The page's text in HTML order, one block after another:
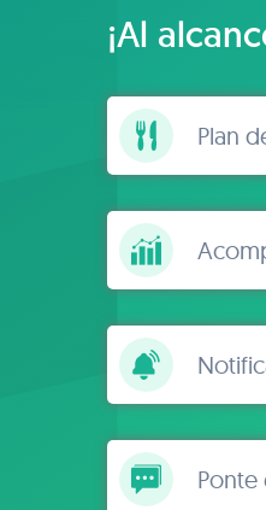
¡Al
Plan